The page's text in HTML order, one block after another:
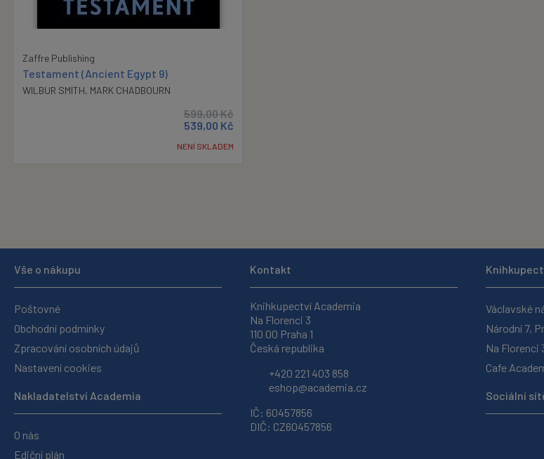
Zaffre Publishing
Testament (Ancient Egypt 9)
WILBUR SMITH, MARK CHADBOURN
599,00Kč
539,00 Kč
NENÍ SKLADEM
Vše o nákupu
Poštovné
Obchodní podmínky
Zpracování osobních údajů
Nastavení cookies
Nakladatelství Academia
O nás
Ediční plán
Kontakt
Knihkupectví Academia
Na Florenci 3
110 00 Praha 1
Česká republika
+420 221 403 858
eshop@academia.cz
IČ: 60457856
DIČ: CZ60457856
Václavské
Národní 7,
Na Florenci
Cafe
Sociální